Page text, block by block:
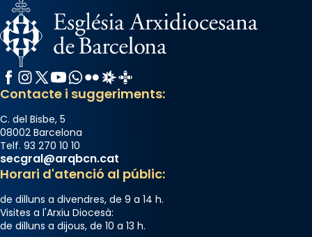
Facebook
Instagram
X / Twitter
YouTube
WhatsApp
FlickrRadio Estel
Catalunya Cristiana
Contacte i suggeriments:
C. del Bisbe, 5
08002 Barcelona
Telf. 93 270 10 10
secgral@arqbcn.cat
Horari d'atenció al públic:
de dilluns a divendres, de 9 a 14 h.
Visites a l'Arxiu Diocesà:
de dilluns a dijous, de 10 a 13 h.